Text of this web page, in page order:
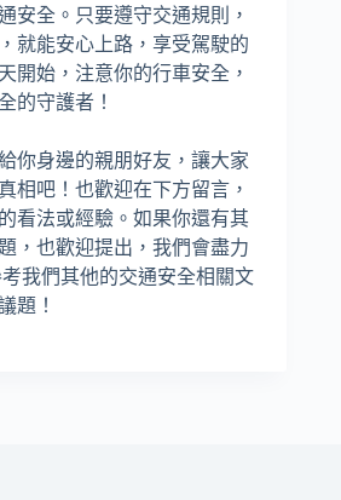
安全。只要遵守交通規則，
就能安心上路，享受駕駛的
開始，注意你的行車安全，
的守護者！
你身邊的親朋好友，讓大家
相吧！也歡迎在下方留言，
的看法或經驗。如果你還有其
，也歡迎提出，我們會盡力
我們其他的交通安全相關文
題！